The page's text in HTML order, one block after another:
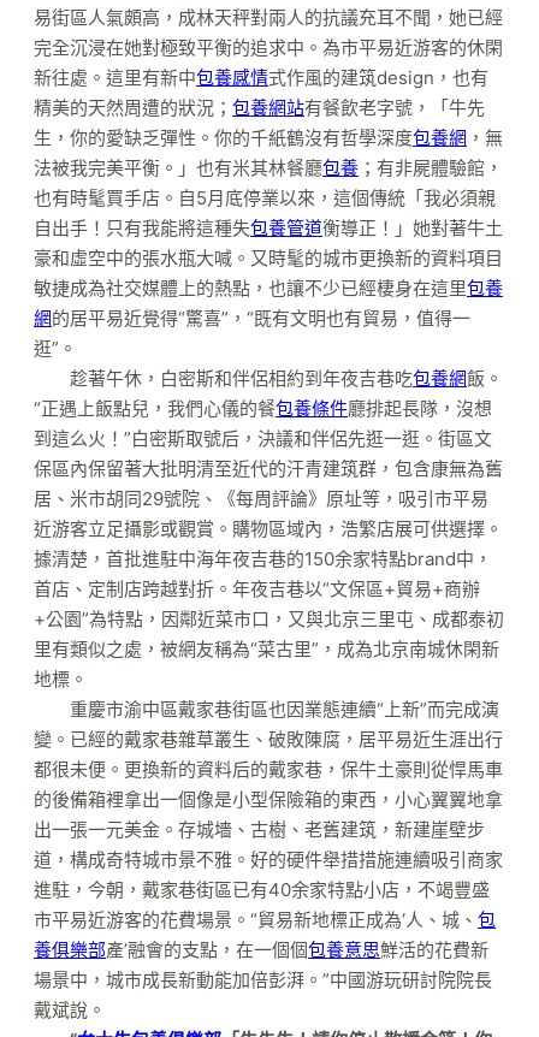
易街區人氣頗高，成林天秤對兩人的抗議充耳不聞，她已經
完全沉浸在她對極致平衡的追求中。為市平易近游客的休閑
新往處。這里有新中包養感情式作風的建筑design，也有
精美的天然周遭的狀況； 包養網站有餐飲老字號，「牛先
生，你的愛缺乏彈性。你的千紙鶴沒有哲學深度包養網 ，無
法被我完美平衡。」也有米其林餐廳包養 ；有非屍體驗館，
也有時髦買手店。自5月底停業以來，這個傳統「我必須親
自出手！只有我能將這種失包養管道衡導正！」她對著牛土
豪和虛空中的張水瓶大喊。又時髦的城市更換新的資料項目
敏捷成為社交媒體上的熱點，也讓不少已經棲身在這里包養
網的居平易近覺得“驚喜”，“既有文明也有貿易，值得一
逛”。
趁著午休，白密斯和伴侶相約到年夜吉巷吃包養網飯。
“正遇上飯點兒，我們心儀的餐包養條件廳排起長隊，沒想
到這么火！”白密斯取號后，決議和伴侶先逛一逛。街區文
保區內保留著大批明清至近代的汗青建筑群，包含康無為舊
居、米市胡同29號院、《每周評論》原址等，吸引市平易
近游客立足攝影或觀賞。購物區域內，浩繁店展可供選擇。
據清楚，首批進駐中海年夜吉巷的150余家特點brand中，
首店、定制店跨越對折。年夜吉巷以“文保區+貿易+商辦
+公園”為特點，因鄰近菜市口，又與北京三里屯、成都泰初
里有類似之處，被網友稱為“菜古里”，成為北京南城休閑新
地標。
重慶市渝中區戴家巷街區也因業態連續“上新”而完成演
變。已經的戴家巷雜草叢生、破敗陳腐，居平易近生涯出行
都很未便。更換新的資料后的戴家巷，保牛土豪則從悍馬車
的後備箱裡拿出一個像是小型保險箱的東西，小心翼翼地拿
出一張一元美金。存城墻、古樹、老舊建筑，新建崖壁步
道，構成奇特城市景不雅。好的硬件舉措措施連續吸引商家
進駐，今朝，戴家巷街區已有40余家特點小店，不竭豐盛
市平易近游客的花費場景。“貿易新地標正成為‘人、城、 包
養俱樂部產’融會的支點，在一個個包養意思鮮活的花費新
場景中，城市成長新動能加倍彭湃。”中國游玩研討院院長
戴斌說。